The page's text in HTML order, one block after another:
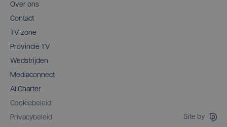
Over ons
Contact
TV zone
Provincie TV
Wedstrijden
Mediaconnect
AI Charter
Cookiebeleid
Privacybeleid
Site by